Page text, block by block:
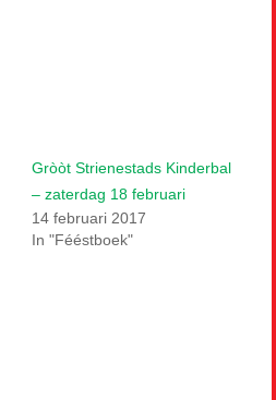
Gròòt Strienestads Kinderbal
– zaterdag 18 februari
14 februari 2017
In "Fééstboek"